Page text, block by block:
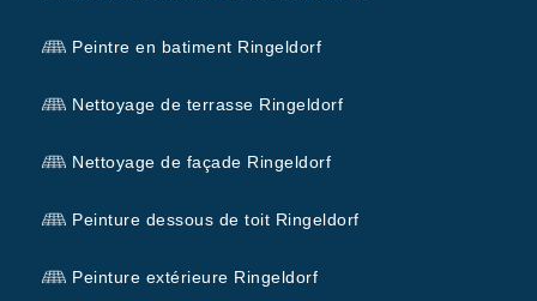
Peintre en batiment Ringeldorf
Nettoyage de terrasse Ringeldorf
Nettoyage de façade Ringeldorf
Peinture dessous de toit Ringeldorf
Peinture extérieure Ringeldorf